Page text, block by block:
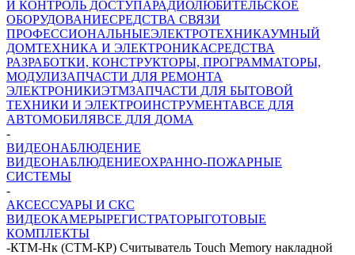
И КОНТРОЛЬ ДОСТУПАРАДИОЛЮБИТЕЛЬСКОЕ
ОБОРУДОВАНИЕСРЕДСТВА СВЯЗИ
ПРОФЕССИОНАЛЬНЫЕЭЛЕКТРОТЕХНИКАУМНЫЙ
ДОМТЕХНИКА И ЭЛЕКТРОНИКАСРЕДСТВА
РАЗРАБОТКИ, КОНСТРУКТОРЫ, ПРОГРАММАТОРЫ,
МОДУЛИЗАПЧАСТИ ДЛЯ РЕМОНТА
ЭЛЕКТРОНИКИЭТМЗАПЧАСТИ ДЛЯ БЫТОВОЙ
ТЕХНИКИ И ЭЛЕКТРОИНСТРУМЕНТАВСЕ ДЛЯ
АВТОМОБИЛЯВСЕ ДЛЯ ДОМА
-
ВИДЕОНАБЛЮДЕНИЕ
ВИДЕОНАБЛЮДЕНИЕОХРАННО-ПОЖАРНЫЕ
СИСТЕМЫ
-
АКСЕССУАРЫ И СКС
ВИДЕОКАМЕРЫРЕГИСТРАТОРЫГОТОВЫЕ
КОМПЛЕКТЫ
-КТМ-Нк (СТМ-КР) Считыватель Touch Memory накладной